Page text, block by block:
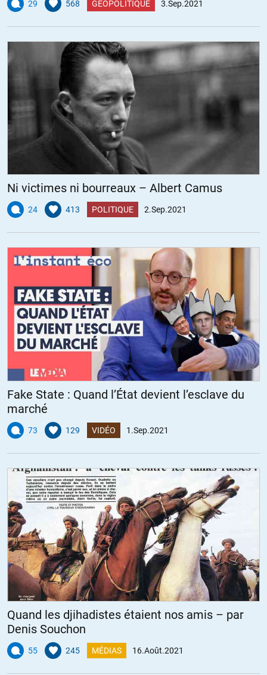
29 568 GÉOPOLITIQUE 3.Sep.2021
Ni victimes ni bourreaux – Albert Camus
24 413 POLITIQUE 2.Sep.2021
Fake State : Quand l’État devient l’esclave du
marché
73 129 VIDÉO 1.Sep.2021
Quand les djihadistes étaient nos amis – par
Denis Souchon
55 245 MÉDIAS 16.Août.2021